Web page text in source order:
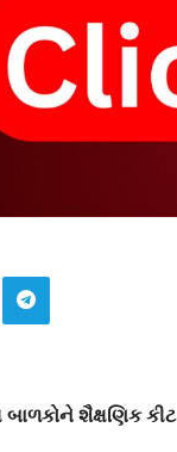
શૈક્ષણિક કીટ